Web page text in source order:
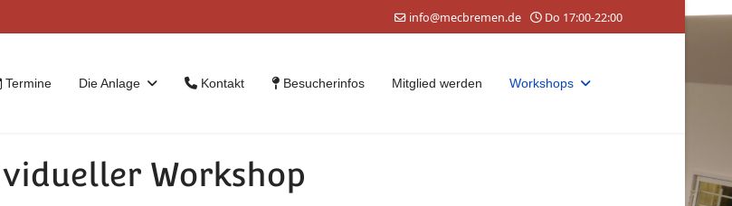
info@mecbremen.de Do 17:00-22:00
Termine Die Anlage Kontakt Besucherinfos Mitglied werden Workshops
Workshop